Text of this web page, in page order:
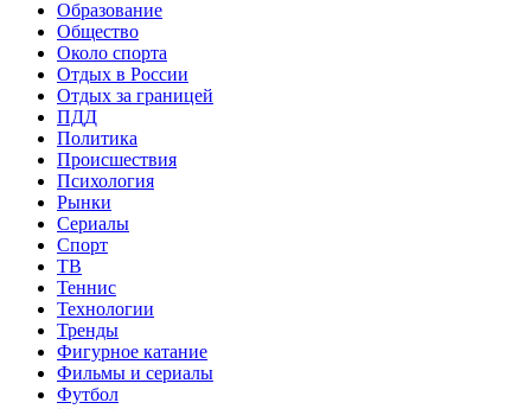
Образование
Общество
Около спорта
Отдых в России
Отдых за границей
ПДД
Политика
Происшествия
Психология
Рынки
Сериалы
Спорт
ТВ
Теннис
Технологии
Тренды
Фигурное катание
Фильмы и сериалы
Футбол